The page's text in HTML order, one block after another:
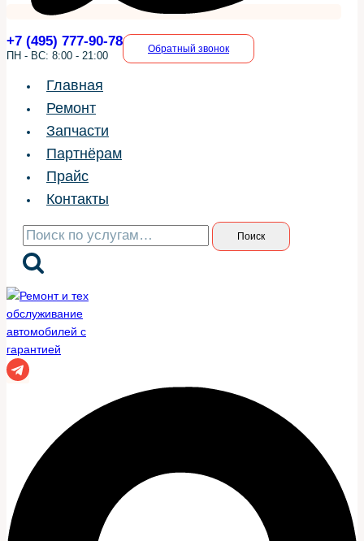
+7 (495) 777-90-78
ПН - ВС: 8:00 - 21:00
Обратный звонок
Главная
Ремонт
Запчасти
Партнёрам
Прайс
Контакты
Искать: Поиск